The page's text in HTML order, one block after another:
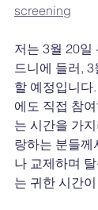
screening
저는 3월 20일
드니에 들러, 3
할 예정입니다
에도 직접 참
는 시간을 가
랑하는 분들께
나 교제하며
는 귀한 시간